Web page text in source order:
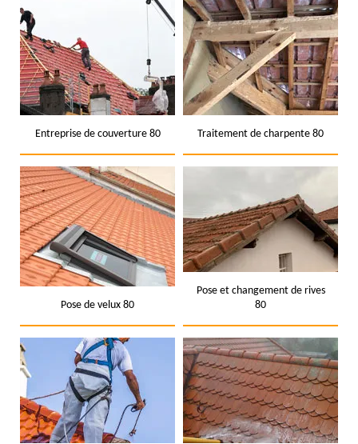
Entreprise de couverture 80 Traitement de charpente 80
Pose de velux 80
Pose et changement de rives
80